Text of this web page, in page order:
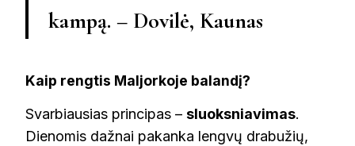
kampą. – Dovilė, Kaunas
Kaip rengtis Maljorkoje balandį?
Svarbiausias principas – sluoksniavimas.
Dienomis dažnai pakanka lengvų drabužių,